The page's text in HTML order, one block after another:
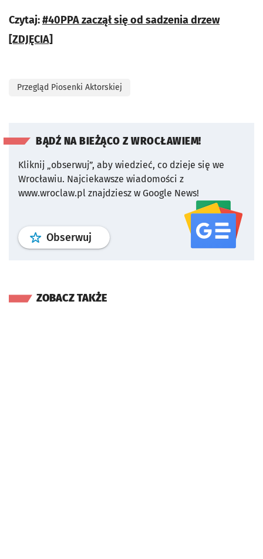
Czytaj:#40PPA zaczął się od sadzenia drzew
[ZDJĘCIA]
Przegląd Piosenki Aktorskiej
BĄDŹ NA BIEŻĄCO Z WROCŁAWIEM!
Kliknij „obserwuj”, aby wiedzieć, co dzieje się we
Wrocławiu. Najciekawsze wiadomości z
www.wroclaw.pl znajdziesz w Google News!
Obserwuj profil serwisu
ZOBACZ TAKŻE